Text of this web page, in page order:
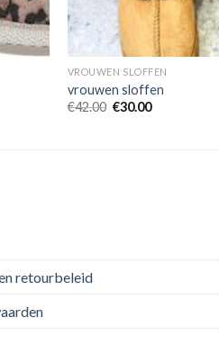
VROUWEN SLOFFEN
vrouwen sloffen
€42.00 €30.00
retourbeleid